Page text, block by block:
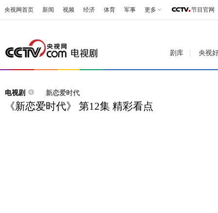
央视网首页 新闻 视频 经济 体育 军事 更多 节目官网
剧库 央视
电视剧 新恋爱时代
《新恋爱时代》 第12集 精彩看点